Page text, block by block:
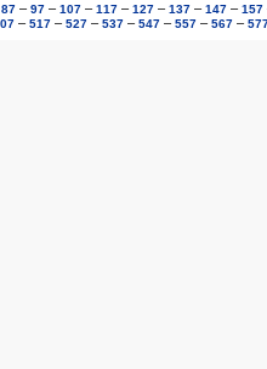
87 – 97 – 107 – 117 – 127 – 137 – 147 – 157
– 517– 527– 537– 547– 557– 567–